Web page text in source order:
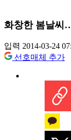
화창한 봄날씨
입력 2014-03-24
선호매체 추가